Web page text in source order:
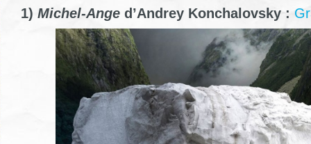
1) Michel-Ange d’Andrey Konchalovsky :